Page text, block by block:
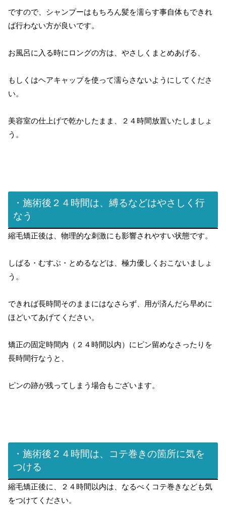
ですので、シャンプーはもちろん髪を濡らす事自体もできれ
ば行わない方が良いです。
お風呂に入る時にロングの方は、やさしくまとめあげる、
もしくはヘアキャップを使って濡らさないようにしてくださ
い。
美容室の仕上げで乾かしたまま、２４時間放置いたしましょ
う。
・施術後２４時間は、縛るなどはやさしく行
なう
縮毛矯正後は、物理的な刺激にも影響されやすい状態です。
しばる・むすぶ・とめるなどは、極力優しくおこないましょ
う。
できれば長時間そのままにはなさらず、用が済んだら早めに
ほどいてあげてください。
矯正の固定時間内（２４時間以内）にピン留めなさったりを
長時間行なうと、
ピンの跡が残ってしまう場合もございます。
・施術後２４時間は、コテ巻きの箇所に気を
つける
縮毛矯正後に、２４時間以内は、なるべくコテ巻きなども気
をつけてください。